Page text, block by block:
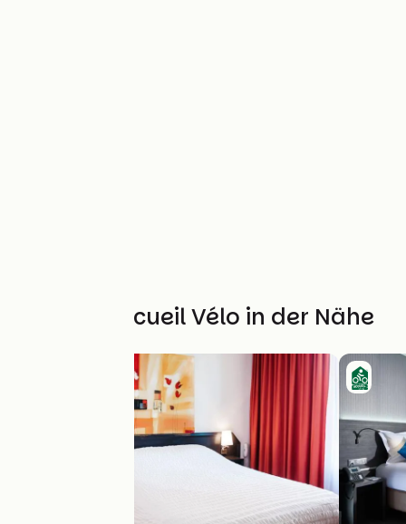
Weitere Accueil Vélo in der Nähe